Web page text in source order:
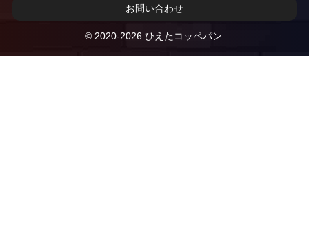
お問い合わせ
© 2020-2026 ひえたコッペパン.